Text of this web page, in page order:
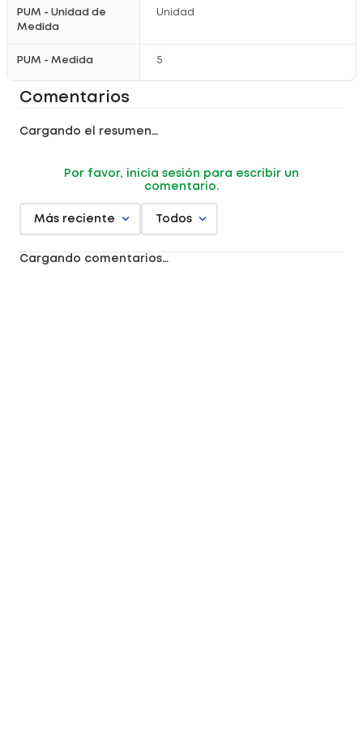
PUM - Unidad de
Medida
Unidad
PUM - Medida 5
Comentarios
Cargando el resumen…
Por favor, inicia sesión para escribir un
comentario.
Más reciente Todos
Cargando comentarios…